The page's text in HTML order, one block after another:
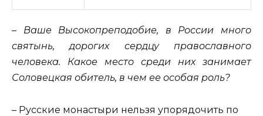
– Ваше Высокопреподобие, в России много
святынь, дорогих сердцу православного
человека. Какое место среди них занимает
Соловецкая обитель, в чем ее особая роль?
– Русские монастыри нельзя упорядочить по